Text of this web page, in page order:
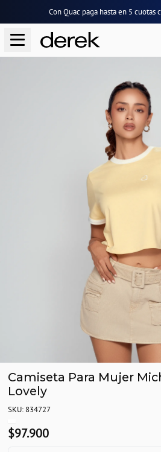
Con Quac paga hasta en 5 cuotas
Camiseta Para Mujer
Lovely
SKU: 834727
$97.900